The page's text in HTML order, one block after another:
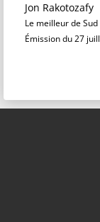
Jon Rakotozafy
Le meilleur de
Émission du 27